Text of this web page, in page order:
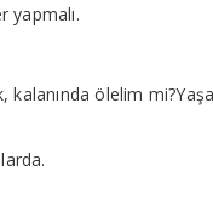
yapmalı.
kalanında ölelim